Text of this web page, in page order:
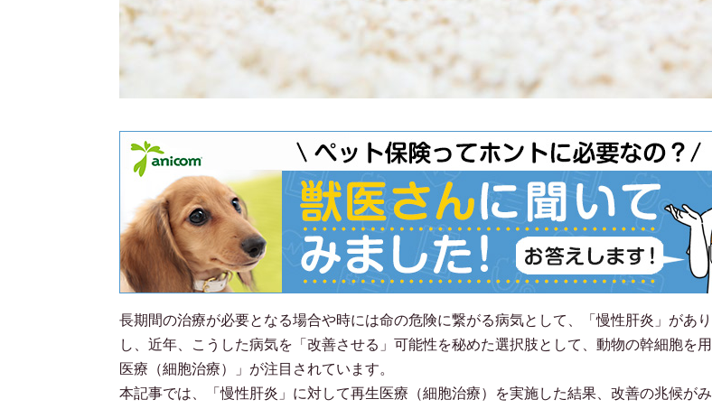
長期間の治療が必要となる場合や時には命の危険に繋がる病気として、「慢性肝炎」があ
し、近年、こうした病気を「改善させる」可能性を秘めた選択肢として、動物の幹細胞を
医療（細胞治療）」が注目されています。
本記事では、「慢性肝炎」に対して再生医療（細胞治療）を実施した結果、改善の兆候が